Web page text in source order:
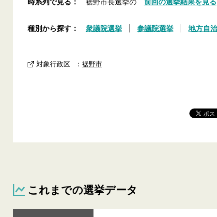
時系列で見る： 裾野市長選挙の 前回の選挙結果を見る
種別から探す： 衆議院選挙 参議院選挙 地方自
対象行政区 ： 裾野市
これまでの選挙データ